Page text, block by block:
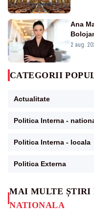
MAI MULTE
NATIONALA
Ana
2 aug.
CATEGORII
Actualitate
Politica Interna -
Politica Interna - locala
Politica Externa